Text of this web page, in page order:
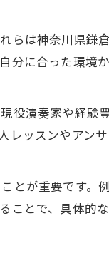
らは神奈川県鎌
分に合った環境
役演奏家や経験
レッスンやアン
とが重要です。
ことで、具体的